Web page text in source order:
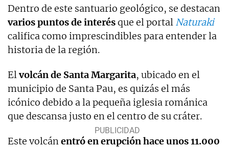
Dentro de este santuario geológico, se destacan
varios puntos de interésque el portal Naturaki
califica como imprescindibles para entender la
historia de la región.
Elvolcán de Santa Margarita, ubicado en el
municipio de Santa Pau, es quizás el más
icónico debido a la pequeña iglesia románica
que descansa justo en el centro de su cráter.
Este volcánentró en erupción hace unos 11.000